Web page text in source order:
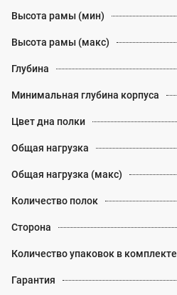
Высота рамы (мин)
Высота рамы (макс)
Глубина
Минимальная глубина корпуса
Цвет дна полки
Общая нагрузка
Общая нагрузка (макс)
Количество полок
Сторона
Количество упаковок в комплекте
Гарантия